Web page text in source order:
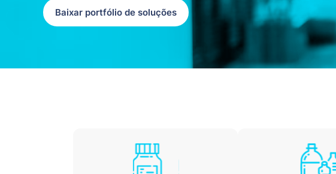
Baixar portfólio de soluções